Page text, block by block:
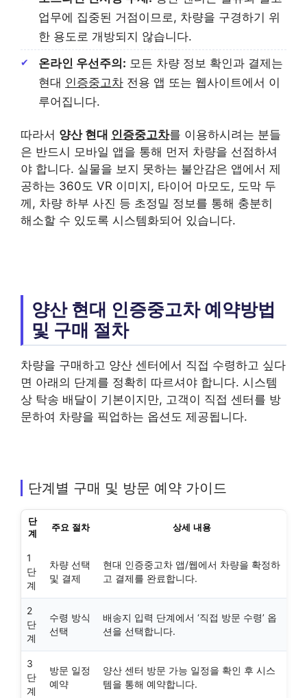
업무에 집중된 거점이므로, 차량을 구경하기 위
한 용도로 개방되지 않습니다.
온라인 우선주의: 모든 차량 정보 확인과 결제는
현대 인증중고차 전용 앱 또는 웹사이트에서 이
루어집니다.
따라서 양산 현대 인증중고차를 이용하시려는 분들
은 반드시 모바일 앱을 통해 먼저 차량을 선점하셔
야 합니다. 실물을 보지 못하는 불안감은 앱에서 제
공하는 360도 VR 이미지, 타이어 마모도, 도막 두
께, 차량 하부 사진 등 초정밀 정보를 통해 충분히
해소할 수 있도록 시스템화되어 있습니다.
양산 현대 인증중고차 예약방법
및 구매 절차
차량을 구매하고 양산 센터에서 직접 수령하고 싶다
면 아래의 단계를 정확히 따르셔야 합니다. 시스템
상 탁송 배달이 기본이지만, 고객이 직접 센터를 방
문하여 차량을 픽업하는 옵션도 제공됩니다.
단계별 구매 및 방문 예약 가이드
단
계
주요 절차 상세 내용
1
단
계
차량 선택
및 결제
현대 인증중고차 앱/웹에서 차량을 확정하
고 결제를 완료합니다.
2
단
계
수령 방식
선택
배송지 입력 단계에서 ‘직접 방문 수령’ 옵
션을 선택합니다.
3
단
계
방문 일정
예약
양산 센터 방문 가능 일정을 확인 후 시스
템을 통해 예약합니다.